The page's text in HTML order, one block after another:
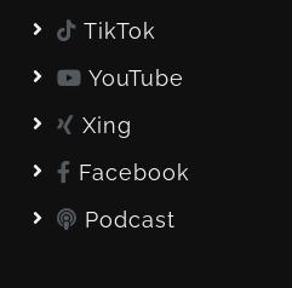
TikTok
YouTube
Xing
Facebook
Podcast